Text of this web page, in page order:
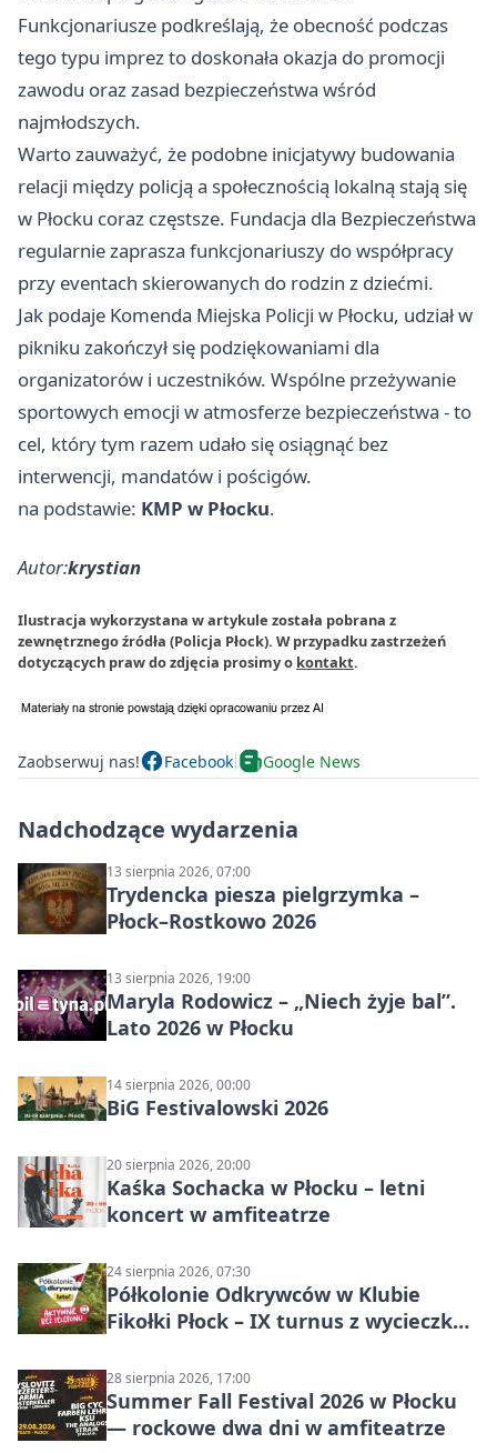
Funkcjonariusze podkreślają, że obecność podczas
tego typu imprez to doskonała okazja do promocji
zawodu oraz zasad bezpieczeństwa wśród
najmłodszych.
Warto zauważyć, że podobne inicjatywy budowania
relacji między policją a społecznością lokalną stają się
w Płocku coraz częstsze. Fundacja dla Bezpieczeństwa
regularnie zaprasza funkcjonariuszy do współpracy
przy eventach skierowanych do rodzin z dziećmi.
Jak podaje Komenda Miejska Policji w Płocku, udział w
pikniku zakończył się podziękowaniami dla
organizatorów i uczestników. Wspólne przeżywanie
sportowych emocji w atmosferze bezpieczeństwa - to
cel, który tym razem udało się osiągnąć bez
interwencji, mandatów i pościgów.
na podstawie: KMP w Płocku.
Autor:krystian
Ilustracja wykorzystana w artykule została pobrana z
zewnętrznego źródła (Policja Płock). W przypadku zastrzeżeń
dotyczących praw do zdjęcia prosimy o kontakt.
Zaobserwuj nas! Facebook Google News
Nadchodzące wydarzenia
13 sierpnia 2026, 07:00
Trydencka piesza pielgrzymka –
Płock–Rostkowo 2026
13 sierpnia 2026, 19:00
Maryla Rodowicz – „Niech żyje bal”.
Lato 2026 w Płocku
14 sierpnia 2026, 00:00
BiG Festivalowski 2026
20 sierpnia 2026, 20:00
Kaśka Sochacka w Płocku – letni
koncert w amfiteatrze
24 sierpnia 2026, 07:30
Półkolonie Odkrywców w Klubie
Fikołki Płock – IX turnus z wycieczką
28 sierpnia 2026, 17:00
Summer Fall Festival 2026 w Płocku
— rockowe dwa dni w amfiteatrze